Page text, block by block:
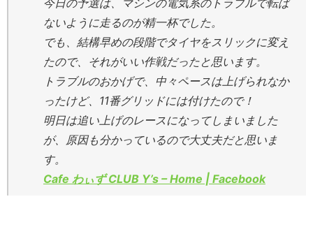
今日の予選は、マシンの電気系のトラブルで転ば
ないように走るのが精一杯でした。
でも、結構早めの段階でタイヤをスリックに変え
たので、それがいい作戦だったと思います。
トラブルのおかげで、中々ペースは上げられなか
ったけど、11番グリッドには付けたので！
明日は追い上げのレースになってしまいました
が、原因も分かっているので大丈夫だと思いま
す。
Cafe わぃず CLUB Y’s – Home | Facebook